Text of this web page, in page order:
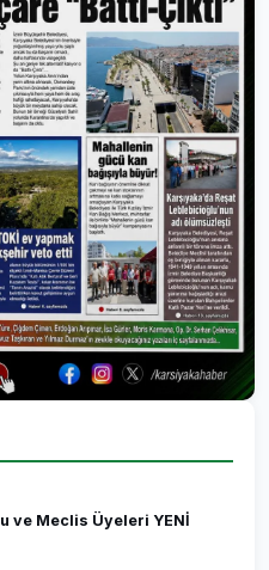
ve Meclis Üyeleri YENİ